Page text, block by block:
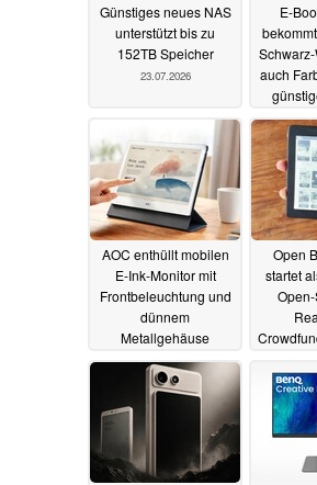
Günstiges neues NAS
unterstützt bis zu
152TB Speicher
23.07.2026
E-
auch
AOC enthüllt mobilen
E-Ink-Monitor mit
Frontbeleuchtung und
dünnem
Metallgehäuse
15.07.2026
Open
startet